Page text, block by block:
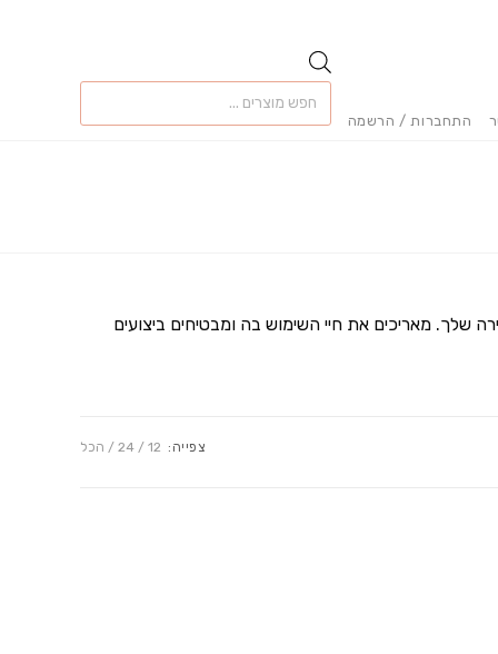
התחברות / הרשמה
Products
שלך. מאריכים את חיי השימוש בה ומבטיחים ביצועים
צפייה: 12
24 הכל